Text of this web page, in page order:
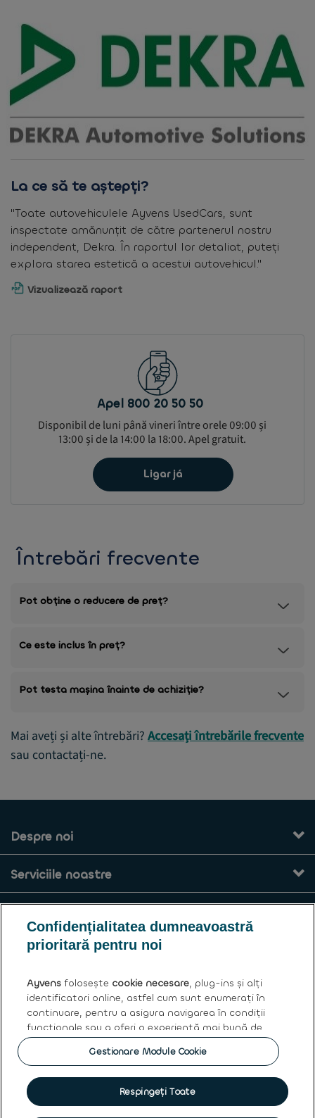
La ce să te aștepți?
"Toate autovehiculele Ayvens UsedCars, sunt
inspectate amănunțit de către partenerul nostru
independent, Dekra. În raportul lor detaliat, puteți
explora starea estetică a acestui autovehicul."
Vizualizează raport
Apel 800 20 50 50
Disponibil de luni până vineri între orele 09:00 și
13:00 și de la 14:00 la 18:00. Apel gratuit.
Ligar já
Întrebări frecvente
Pot obține o reducere de preț?
Ce este inclus în preț?
Pot testa mașina înainte de achiziție?
Mai aveți și alte întrebări? Accesați întrebările frecvente
sau contactați-ne.
Despre noi
Serviciile noastre
Termeni și condiții generale
Ayvens
Politica cookies|Privacy statement|Termeni de utilizare
Drepturile asupra datelor personale
mașini rulate
Confidențialitatea dumneavoastră
prioritară pentru noi
Ayvens folosește cookie necesare, plug-ins și alți
identificatori online, astfel cum sunt enumerați în
continuare, pentru a asigura navigarea în condiții
funcționale sau a oferi o experiență mai bună de
navigare, pentru a realiza analize statistice cu
privire la accesarea informațiilor de pe site sau
intereselor dumneavoastră. Prinacceptarea
tuturor cookie-urilor
sunteți de acord cu utilizarea
Gestionare Module Cookie
Respingeți Toate